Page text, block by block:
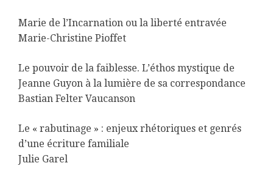
Marie de l’Incarnation ou la liberté entravée
Marie-Christine Pioffet
Le pouvoir de la faiblesse. L’éthos mystique de
Jeanne Guyon à la lumière de sa correspondance
Bastian Felter Vaucanson
Le « rabutinage » : enjeux rhétoriques et genrés
d’une écriture familiale
Julie Garel